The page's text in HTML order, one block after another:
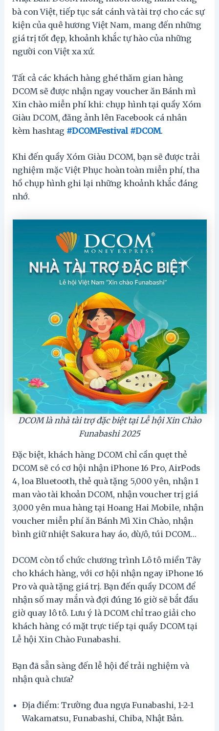
bà con Việt, tiếp tục sát cánh và tài trợ cho các sự
kiện của quê hương Việt Nam, mang đến những
giá trị tốt đẹp, khoảnh khắc tự hào của những
người con Việt xa xứ.
Tất cả các khách hàng ghé thăm gian hàng
DCOM sẽ được nhận ngay voucher ăn Bánh mì
Xin chào miễn phí khi: chụp hình tại quầy Xóm
Giàu DCOM, đăng ảnh lên Facebook cá nhân
kèm hashtag #DCOMFestival #DCOM.
Khi đến quầy Xóm Giàu DCOM, bạn sẽ được trải
nghiệm mặc Việt Phục hoàn toàn miễn phí, tha
hồ chụp hình ghi lại những khoảnh khắc đáng
nhớ.
DCOM là nhà tài trợ đặc biệt tại Lễ hội Xin Chào
Funabashi 2025
Đặc biệt, khách hàng DCOM chỉ cần quẹt thẻ
DCOM sẽ có cơ hội nhận iPhone 16 Pro, AirPods
4, loa Bluetooth, thẻ quà tặng 5,000 yên, nhận 1
man vào tài khoản DCOM, nhận voucher trị giá
3,000 yên mua hàng tại Hoang Hai Mobile, nhận
voucher miễn phí ăn Bánh Mì Xin Chào, nhận
bình giữ nhiệt Sakura hay áo, dù/ô, túi DCOM…
DCOM còn tổ chức chương trình Lô tô miền Tây
cho khách hàng, với cơ hội nhận ngay iPhone 16
Pro và quà tặng giá trị. Bạn đến quầy DCOM để
nhận số may mắn và đợi đúng 16 giờ sẽ bắt đầu
giờ quay lô tô. Lưu ý là DCOM chỉ trao giải cho
khách hàng có mặt trực tiếp tại quầy DCOM tại
Lễ hội Xin Chào Funabashi.
Bạn đã sẵn sàng đến lễ hội để trải nghiệm và
nhận quà chưa?
Địa điểm: Trường đua ngựa Funabashi, 1-2-1
Wakamatsu, Funabashi, Chiba, Nhật Bản.